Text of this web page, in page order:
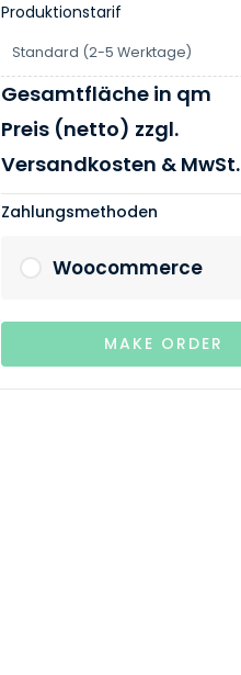
Produktionstarif
Standard (2-5 Werktage)
Gesamtfläche in qm
Preis (netto) zzgl.
Versandkosten & MwSt.
Zahlungsmethoden
Woocommerce
MAKE ORDER